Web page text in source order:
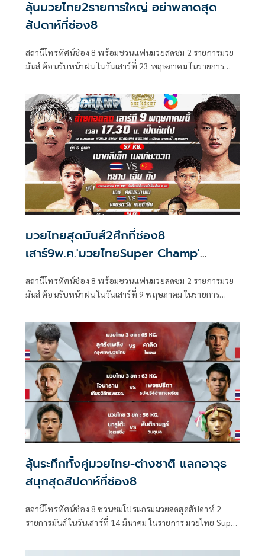
ลุ้นมวยไทย2รายการใหญ่ อย่าพลาดสุด
สัปดาห์ที่ช่อง8
สถานีโทรทัศน์ช่อง 8 พร้อมชวนแฟนมวยสดชม 2 รายการมวย
มันส์ ต้อนรับหน้าฝน ในวันเสาร์ที่ 23 พฤษภาคม ในรายการ
พฤษภาคม กับรายการ มวยดีวิถีไทย เวลา 12.30 น. ที่จะชวน
เหล่าแฟนมวยสนุกแบบลุ้นระทึกอัดแน่นกับเหล่านักมวยฝีมือดี
มวยไทยสุดมันส์2ศึกที่ช่อง8
เสาร์9พ.ค.'มวยไทยSuper Champ'
สถานีโทรทัศน์ช่อง 8 พร้อมชวนแฟนมวยสดชม 2 รายการมวย
มันส์ ต้อนรับหน้าฝน ในวันเสาร์ที่ 9 พฤษภาคม ในรายการ
พฤษภาคม กับรายการ มวยดีวิถีไทย เวลา 12.30 น. ที่จะชวน
เหล่าแฟนมวยสนุกแบบลุ้นระทึกอัดแน่นกับเหล่านักมวยฝีมือดี
ลุ้นระทึกทั้งคู่มวยไทย-ต่างชาติ แลกอาวุธ
สนุกสุดสัปดาห์ที่ช่อง8
สถานีโทรทัศน์ช่อง 8 ชวนชมโปรแกรมมวยสดสุดสัปดาห์ 2
รายการมันส์ ในวันเสาร์ที่ 14 มีนาคม ในรายการ มวยไทย Super
รายการ มวยดีวิถีไทย เวลา 12.30 น. ที่จะชวนเหล่าแฟนมวย